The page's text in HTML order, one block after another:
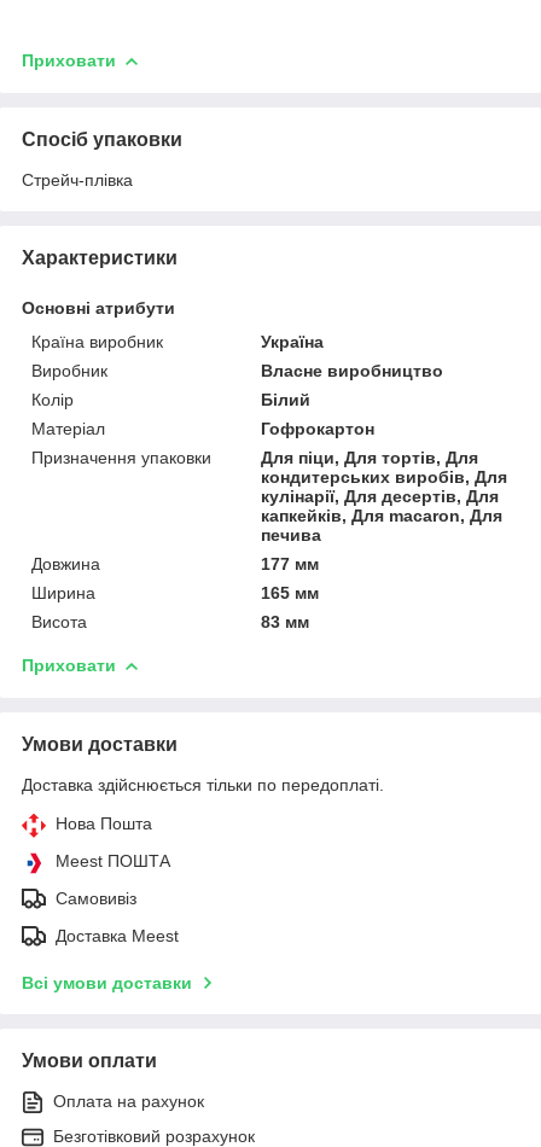
Приховати
Спосіб упаковки
Стрейч-плівка
Характеристики
Основні атрибути
Країна виробник
Україна
Виробник
Власне виробництво
Колір
Білий
Матеріал
Гофрокартон
Призначення упаковки
Для піци, Для тортів, Для
кондитерських виробів, Для
кулінарії, Для десертів, Для
капкейків, Для macaron, Для
печива
Довжина
177 мм
Ширина
165 мм
Висота
83 мм
Приховати
Умови доставки
Доставка здійснюється тільки по передоплаті.
Нова Пошта
Meest ПОШТА
Самовивіз
Доставка Meest
Всі умови доставки
Умови оплати
Оплата на рахунок
Безготівковий розрахунок